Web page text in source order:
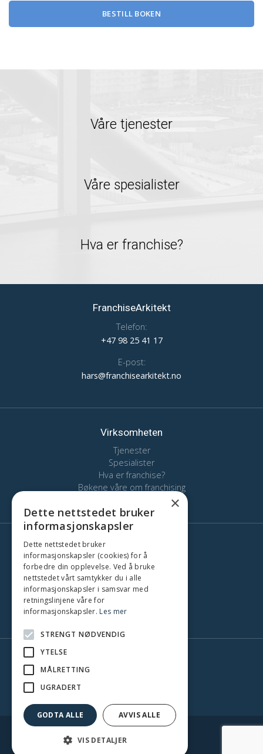
BESTILL BOKEN
Våre tjenester
Våre spesialister
Hva er franchise?
FranchiseArkitekt
Telefon:
+47 98 25 41 17
E-post:
hars@franchisearkitekt.no
Virksomheten
Tjenester
Spesialister
Hva er franchise?
Bøkene våre om franchising
Stockholm
Oslo
København
Malmö
×
Dette nettstedet bruker
informasjonskapsler
Dette nettstedet bruker
informasjonskapsler (cookies) for å
forbedre din opplevelse. Ved å bruke
nettstedet vårt samtykker du i alle
informasjonskapsler i samsvar med
retningslinjene våre for
informasjonskapsler. Les mer
STRENGT NØDVENDIG
YTELSE
MÅLRETTING
UGRADERT
GODTA ALLE AVVIS ALLE
VIS DETALJER